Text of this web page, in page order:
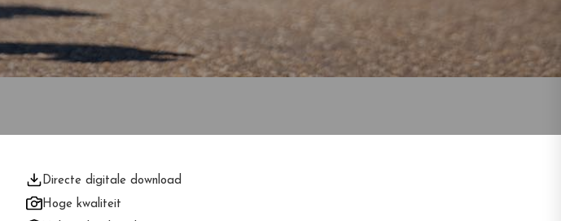
Directe digitale download
Hoge kwaliteit